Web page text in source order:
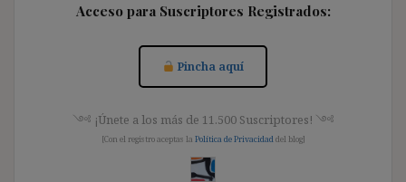
Acceso para Suscriptores Registrados:
Pincha aquí
༺ ¡Únete a los más de 11.500 Suscriptores! ༺
[Con el registro aceptas la Política de Privacidad del blog]